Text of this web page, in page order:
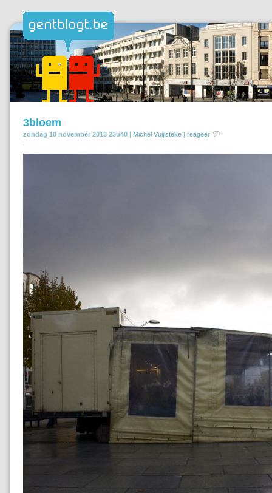
3bloem
zondag 10 november 2013 23u40 | Michel Vuijlsteke | reageer